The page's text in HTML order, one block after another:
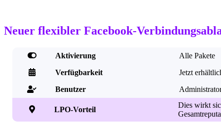
Neuer flexibler Facebook-
 Aktivierung Alle Pakete
 Verfügbarkeit Jetzt
 Benutzer
 LPO-Vorteil
Dies wirkt